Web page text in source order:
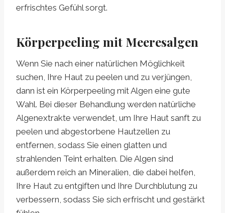
erfrischtes Gefühl sorgt.
Körperpeeling mit Meeresalgen
Wenn Sie nach einer natürlichen Möglichkeit
suchen, Ihre Haut zu peelen und zu verjüngen,
dann ist ein Körperpeeling mit Algen eine gute
Wahl. Bei dieser Behandlung werden natürliche
Algenextrakte verwendet, um Ihre Haut sanft zu
peelen und abgestorbene Hautzellen zu
entfernen, sodass Sie einen glatten und
strahlenden Teint erhalten. Die Algen sind
außerdem reich an Mineralien, die dabei helfen,
Ihre Haut zu entgiften und Ihre Durchblutung zu
verbessern, sodass Sie sich erfrischt und gestärkt